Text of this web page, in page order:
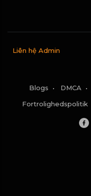
Liên hệ Admin
Blogs • DMCA •
Fortrolighedspolitik